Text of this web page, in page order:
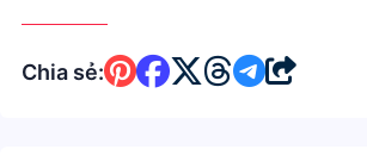
Chia sẻ: